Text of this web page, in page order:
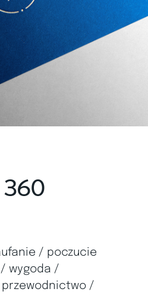
/ poczucie
wygoda /
/